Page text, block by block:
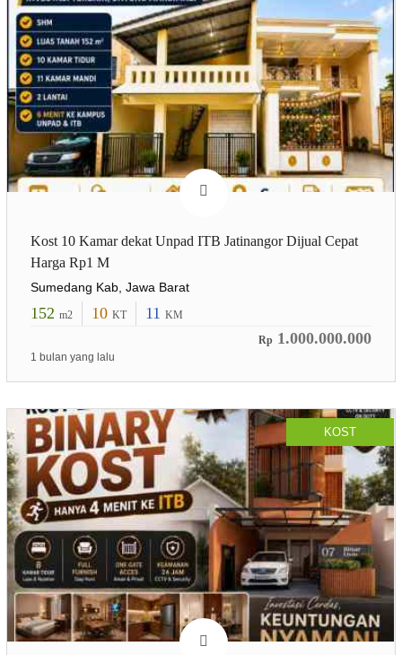
Kost 10 Kamar dekat Unpad ITB Jatinangor Dijual Cepat
Harga Rp1 M
Sumedang Kab, Jawa Barat
152 m2 10 KT 11 KM
Rp 1.000.000.000
1 bulan yang lalu
KOST